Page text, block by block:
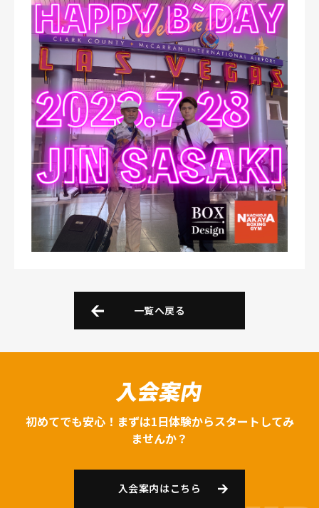
一覧へ戻る
入会案内
初めてでも安心！まずは1日体験からスタートしてみ
ませんか？
入会案内はこちら